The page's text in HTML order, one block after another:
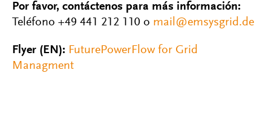
Por favor, contáctenos para más información:
Teléfono +49 441 212 110 o mail@emsysgrid.de
Flyer (EN): FuturePowerFlow for Grid
Managment